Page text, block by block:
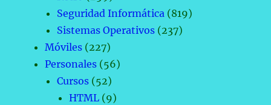
Seguridad Informática (819)
Sistemas Operativos (237)
Móviles (227)
Personales (56)
Cursos (52)
HTML (9)